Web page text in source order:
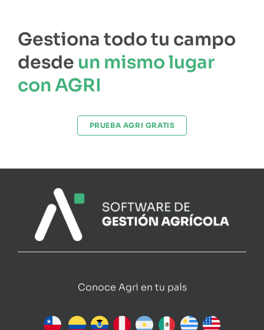
Gestiona todo tu campo
desde un mismo lugar
con AGRI
PRUEBA AGRI GRATIS
Conoce Agri en tu país